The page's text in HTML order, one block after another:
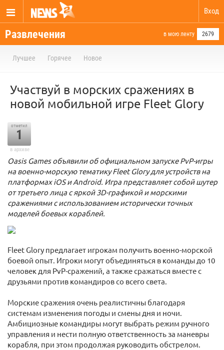
Вход
Развлечения в мою ленту 2679
Лучшее Горячее Новое
Участвуй в морских сражениях в
новой мобильной игре Fleet Glory
отметил
1
в архиве
Oasis Games объявили об официальном запуске PvP-игры
на военно-морскую тематику Fleet Glory для устройств на
платформах iOS и Android. Игра представляет собой шутер
от третьего лица с яркой 3D-графикой и морскими
сражениями с использованием исторически точных
моделей боевых кораблей.
Fleet Glory предлагает игрокам получить военно-морской
боевой опыт. Игроки могут объединяться в команды до 10
человек для PvP-сражений, а также сражаться вместе с
друзьями против командиров со всего света.
Морские сражения очень реалистичны благодаря
системам изменения погоды и смены дня и ночи.
Амбициозные командиры могут выбрать режим ручного
управления и нести полную ответственность за маневры
корабля, при этом продолжая руководить обстрелом.